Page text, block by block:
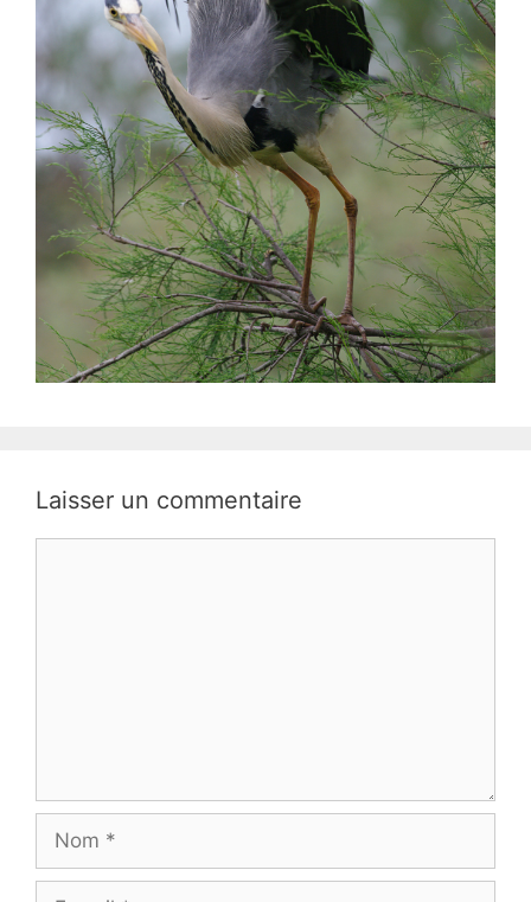
Laisser un commentaire
Nom